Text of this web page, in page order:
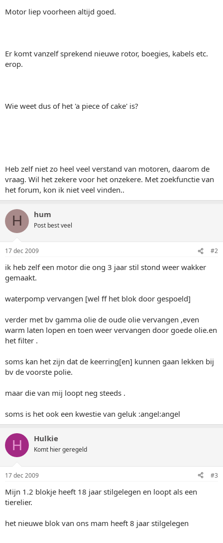
Motor liep voorheen altijd goed.
Er komt vanzelf sprekend nieuwe rotor, boegies, kabels etc.
erop.
Wie weet dus of het 'a piece of cake' is?
Heb zelf niet zo heel veel verstand van motoren, daarom de
vraag. Wil het zekere voor het onzekere. Met zoekfunctie van
het forum, kon ik niet veel vinden..
H hum
Post best veel
17 dec 2009 #2
ik heb zelf een motor die ong 3 jaar stil stond weer wakker
gemaakt.
waterpomp vervangen [wel ff het blok door gespoeld]
verder met bv gamma olie de oude olie vervangen ,even
warm laten lopen en toen weer vervangen door goede olie.en
het filter .
soms kan het zijn dat de keerring[en] kunnen gaan lekken bij
bv de voorste polie.
maar die van mij loopt neg steeds .
soms is het ook een kwestie van geluk :angel:angel
H Hulkie
Komt hier geregeld
17 dec 2009 #3
Mijn 1.2 blokje heeft 18 jaar stilgelegen en loopt als een
tierelier.
het nieuwe blok van ons mam heeft 8 jaar stilgelegen